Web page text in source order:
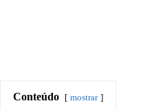
Conteúdo mostrar